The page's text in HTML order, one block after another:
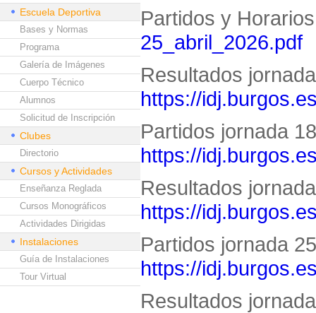
Escuela Deportiva
Bases y Normas
Programa
Galería de Imágenes
Cuerpo Técnico
Alumnos
Solicitud de Inscripción
Clubes
Directorio
Cursos y Actividades
Enseñanza Reglada
Cursos Monográficos
Actividades Dirigidas
Instalaciones
Guía de Instalaciones
Tour Virtual
Partidos y
25_abril_2026.pdf
Resultados
https://
Partidos jornada
https://
Resultados
https://
Partidos jornada
https://
Resultados